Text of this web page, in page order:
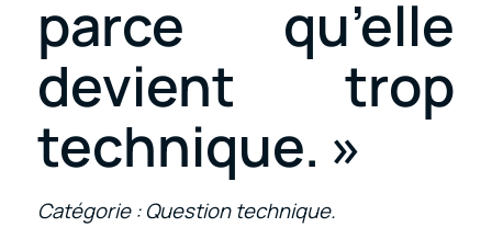
parce qu’elle
devient trop
technique. »
Catégorie : Question technique.